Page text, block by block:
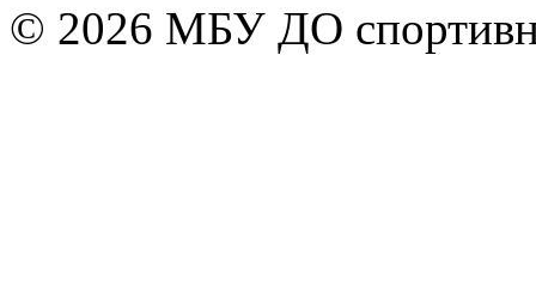
© 2026 МБУ ДО